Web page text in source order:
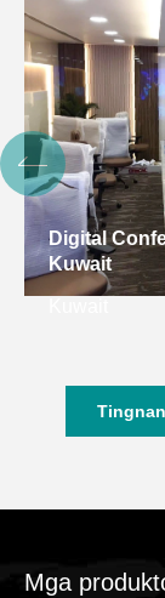
Digital
Kuwait
Mga